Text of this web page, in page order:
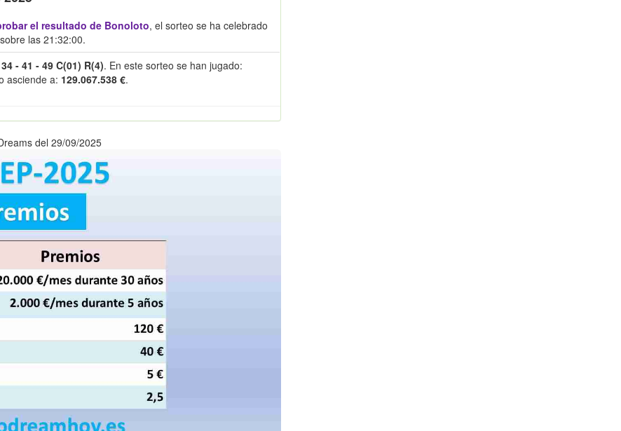
el resultado de Bonoloto, el sorteo se ha celebrado
las 21:32:00.
- 41 - 49 C(01) R(4). En este sorteo se han jugado:
asciende a: 129.067.538 €.
del 29/09/2025